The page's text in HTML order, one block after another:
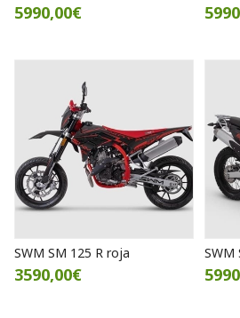
5990,00€
SWM SM 125 R roja
3590,00€
SWM